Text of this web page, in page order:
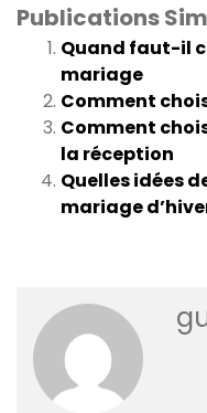
Publications
Quand faut-il
mariage
Comment
Comment
la réception
Quelles idées
mariage